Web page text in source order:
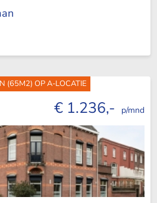
(65M2) OP A-LOCATIE
€ 1.236,- p/mnd